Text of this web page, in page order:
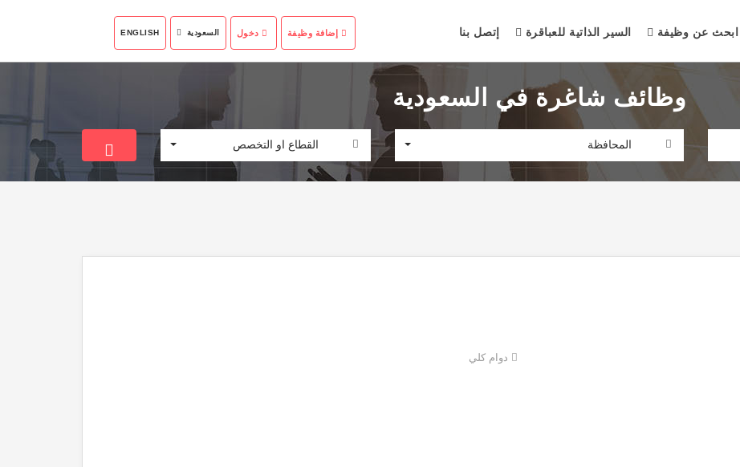
ابحث عن وظيفة السير الذاتية للعباقرة إتصل بنا إضافة وظيفة دخول السعودية ENGLISH
وظائف شاغرة في السعودية
المحافظة القطاع او التخصص
دوام كلي